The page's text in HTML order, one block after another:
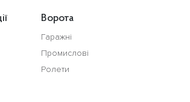
Ворота
Гаражні
Промислові
Ролети